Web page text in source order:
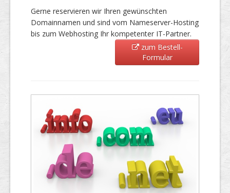
Gerne reservieren wir Ihren gewünschten
Domainnamen und sind vom Nameserver-Hosting
bis zum Webhosting Ihr kompetenter IT-Partner.
zum Bestell-
Formular